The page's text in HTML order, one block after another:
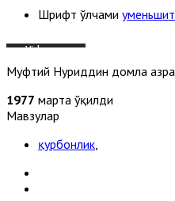
Шрифт ўлчами
Муфтий Нуриддин домла
1977 марта ўқилди
Мавзулар
қурбонлик